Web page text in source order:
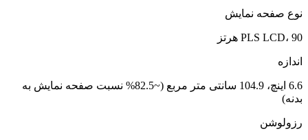
نوع صفحه نمایش
PLS LCD، 90 هرتز
اندازه
6.6 اینچ، 104.9 سانتی متر مربع (~82.5% نسبت صفحه نمایش به
بدنه)
رزولوشن